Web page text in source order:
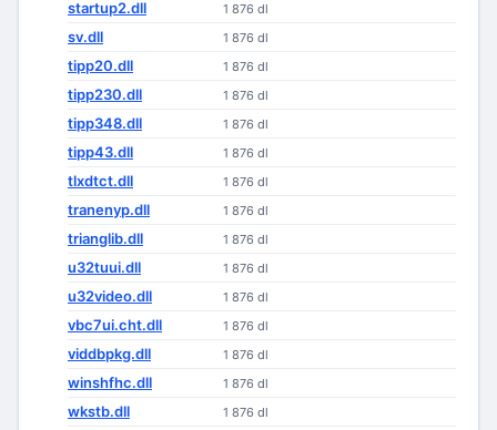
startup2.dll 1 876 dl
sv.dll 1 876 dl
tipp20.dll 1 876 dl
tipp230.dll 1 876 dl
tipp348.dll 1 876 dl
tipp43.dll 1 876 dl
tlxdtct.dll 1 876 dl
tranenyp.dll 1 876 dl
trianglib.dll 1 876 dl
u32tuui.dll 1 876 dl
u32video.dll 1 876 dl
vbc7ui.cht.dll 1 876 dl
viddbpkg.dll 1 876 dl
winshfhc.dll 1 876 dl
wkstb.dll 1 876 dl